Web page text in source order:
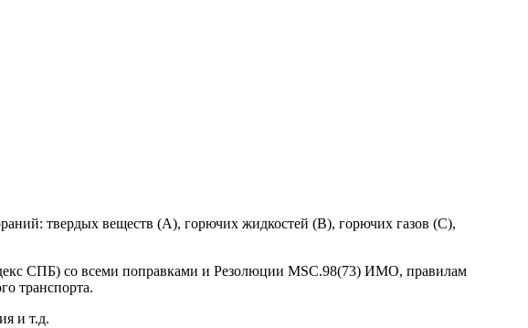
твердых веществ (А), горючих жидкостей (В), горючих газов (C),
СПБ) со всеми поправками и Резолюции MSC.98(73) ИМО, правилам
транспорта.
и т.д.